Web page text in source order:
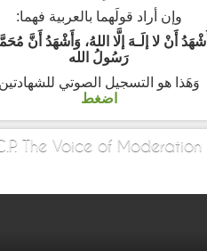
وإن أراد قولَهما بالعربية فهما:
أَشْهَدُ أَنْ لا إلَـهَ إلَّا اللهُ، وَأَشْهَدُ أَنَّ
رَسُولُ الله
وَهَذا هو التسجيل الصوتي للشهادتين
اضغط
The Voice of Moderation